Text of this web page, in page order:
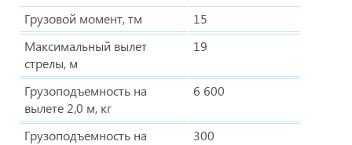
Грузовой момент, тм
15
Максимальный вылет
стрелы, м
19
Грузоподъемность на
вылете 2,0 м, кг
6 600
Грузоподъемность на
300